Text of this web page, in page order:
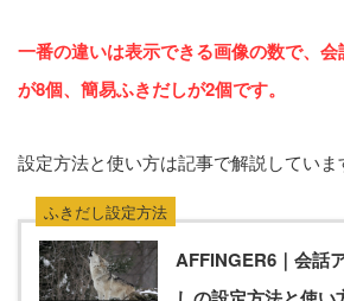
AFFINGER専用プラグイン ASP関連
Google関連 SNS関連 STINGER8
メニュー関連 有料記事
一番の違いは表示できる画像の数で、
が8個、簡易ふきだしが2個です。
設定方法と使い方は記事で解説していま
AFFINGER6｜会話
ふきだし設定方法